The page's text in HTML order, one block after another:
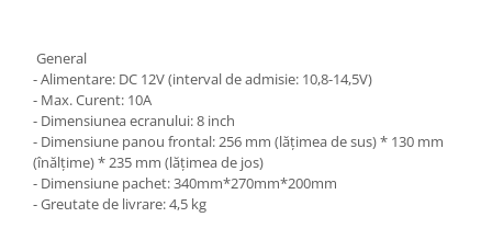
General
- Alimentare: DC 12V (interval de admisie: 10,8-14,5V)
- Max. Curent: 10A
- Dimensiunea ecranului: 8 inch
- Dimensiune panou frontal: 256 mm (lățimea de sus) * 130 mm
(înălțime) * 235 mm (lățimea de jos)
- Dimensiune pachet: 340mm*270mm*200mm
- Greutate de livrare: 4,5 kg